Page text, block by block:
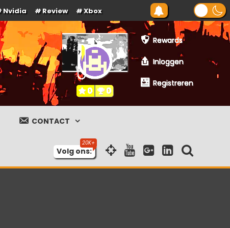
Nvidia Review Xbox
Rewards
Inloggen
Registreren
0 0
CONTACT
Volg ons: